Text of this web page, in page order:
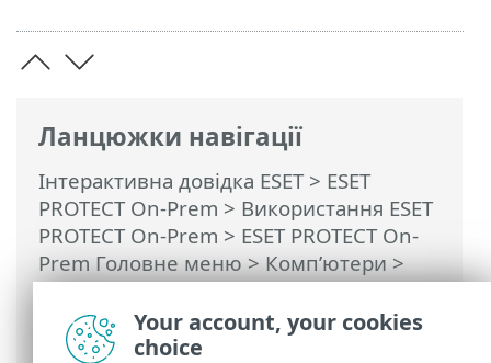
Ланцюжки навігації
Інтерактивна довідка ESET> ESET
PROTECT On-Prem > Використання ESET
PROTECT On-Prem > ESET PROTECT On-
Prem Головне меню>Комп’ютери>
Групи> Дерево статичної групи для
ESET Business Account / ESET PROTECT
Hub / ESET MSP Administrator
Your account, your cookies
choice